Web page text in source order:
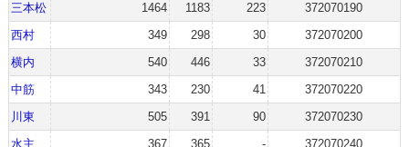
三本松
1464 1183 223
372070190
西村
349 298 30
372070200
横内
540 446 33
372070210
中筋
343 230 41
372070220
川東
505 391 90
372070230
水主
367 365 - 372070240